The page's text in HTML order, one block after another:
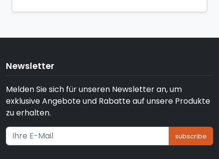
Newsletter
Melden Sie sich für unseren Newsletter an, um
exklusive Angebote und Rabatte auf unsere Produkte
zu erhalten.
subscribe